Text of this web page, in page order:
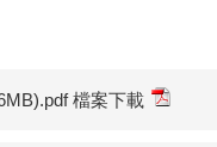
檔案下載